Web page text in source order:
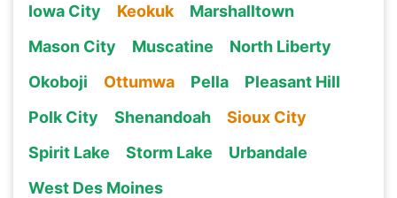
Iowa City
Keokuk
Marshalltown
Mason City
Muscatine
North Liberty
Okoboji
Ottumwa Pella
Pleasant Hill
Polk City
Shenandoah
Sioux City
Spirit Lake
Storm Lake
Urbandale
West Des Moines